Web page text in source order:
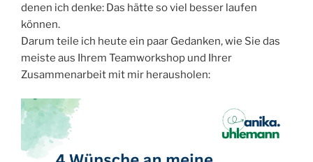
denen ich denke: Das hätte so viel besser laufen
können.
Darum teile ich heute ein paar Gedanken, wie Sie das
meiste aus Ihrem Teamworkshop und Ihrer
Zusammenarbeit mit mir herausholen: